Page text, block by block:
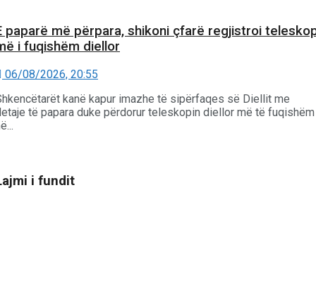
paparë më përpara, shikoni çfarë regjistroi
i fuqishëm diellor
06/08/2026, 20:55
kanë kapur imazhe të sipërfaqes së Diellit me
të papara duke përdorur teleskopin diellor më të fuqishëm
i fundit